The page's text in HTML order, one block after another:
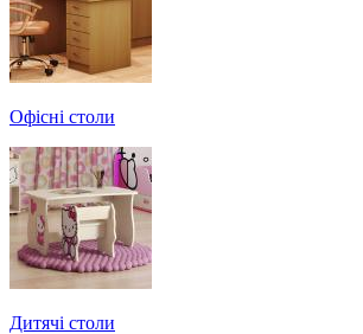
Офісні столи
Дитячі столи